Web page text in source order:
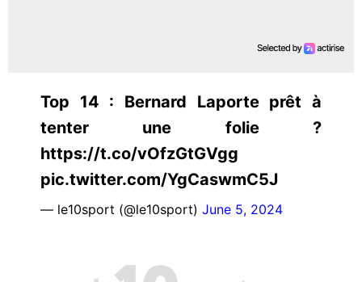
Top 14 : Bernard Laporte prêt à
tenter une folie ?
https://t.co/vOfzGtGVgg
pic.twitter.com/YgCaswmC5J
— le10sport (@le10sport) June 5, 2024